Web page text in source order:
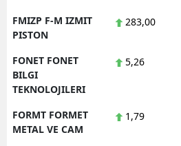
FMIZP F-M IZMIT
PISTON
283,00
FONET FONET
BILGI
TEKNOLOJILERI
5,26
FORMT FORMET
METAL VE CAM
1,79